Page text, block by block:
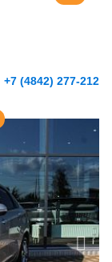
+7 (4842) 277-212